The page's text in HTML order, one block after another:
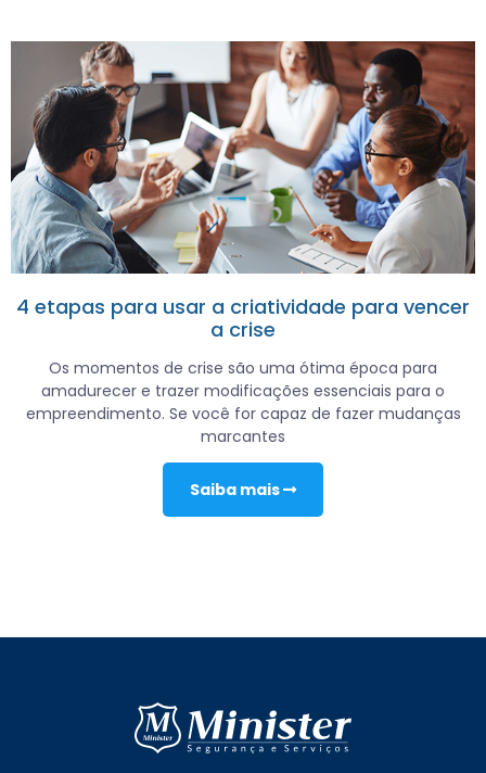
4 etapas para usar a criatividade para vencer
a crise
Os momentos de crise são uma ótima época para
amadurecer e trazer modificações essenciais para o
empreendimento. Se você for capaz de fazer mudanças
marcantes
Saiba mais